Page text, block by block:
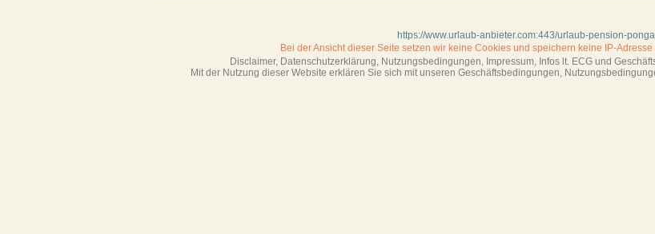
https://www.urlaub-anbieter.com:443/urlaub-pension-
Bei der Ansicht dieser Seite setzen wir keine Cookies und speichern keine IP-Adresse
Disclaimer, Datenschutzerklärung, Nutzungsbedingungen, Impressum, Infos lt. ECG und
Mit der Nutzung dieser Website erklären Sie sich mit unseren Geschäftsbedin­gungen,